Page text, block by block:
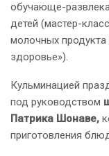
обучающе-
детей (мастер-
молочных продукта
здоровье»).
Кульминацией
под руководством
Патрика Шонаве,
приготовления